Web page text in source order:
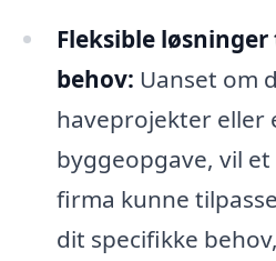
Fleksible
behov: Uanset om
haveprojekter eller
byggeopgave, vil
firma kunne
dit specifikke